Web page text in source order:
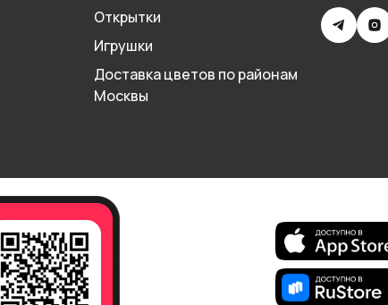
Открытки
Игрушки
Доставка цветов по районам
Москвы